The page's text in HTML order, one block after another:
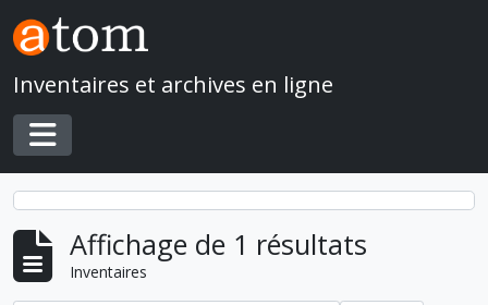
Skip to main content
Inventaires et archives en ligne
Toggle navigation
Affichage de 1 résultats
Inventaires